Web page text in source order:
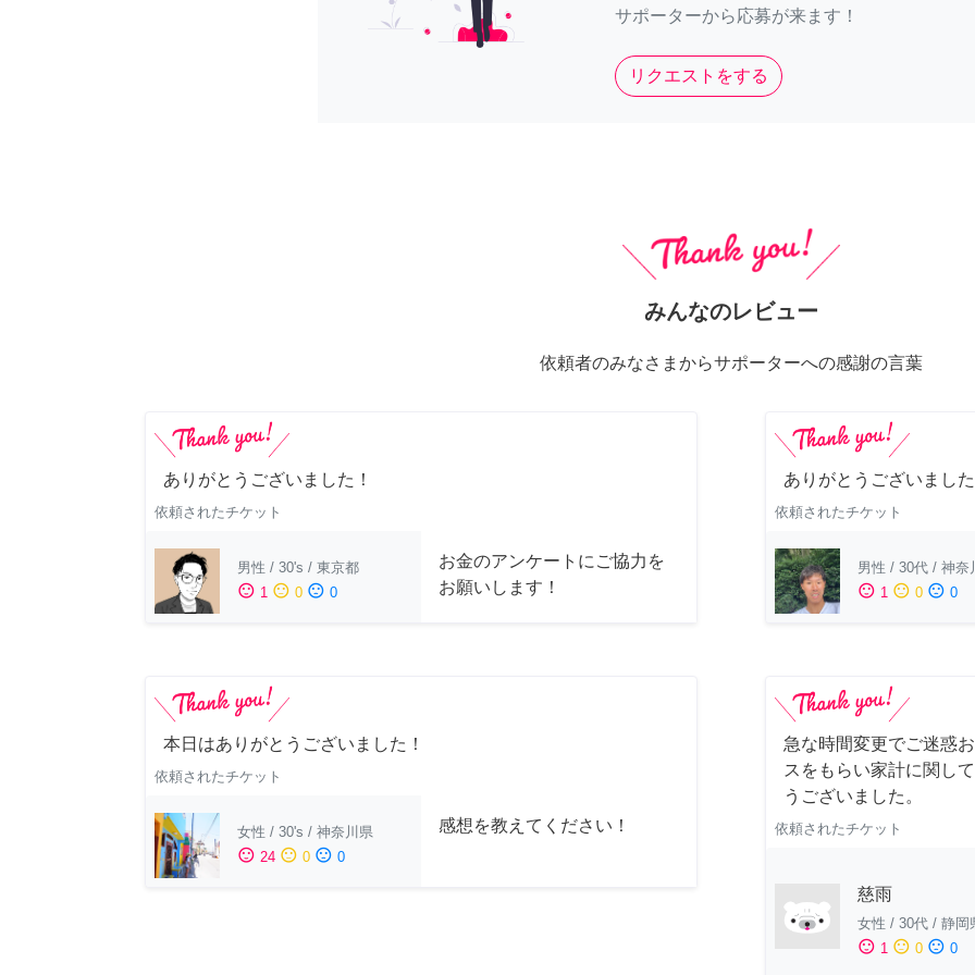
サポーターから応募が来ます！
リクエストをする
みんなのレビュー
依頼者のみなさまからサポーターへの感謝の言葉
ありがとうございました！
依頼されたチケット
男性 / 30's / 東京都
sentiment_satisfied 1 sentiment_neutral 0 sentiment_dissatisfied 0
お金のアンケートにご協力を
お願いします！
ありがとうございまし
依頼されたチケット
男性 / 30代 / 神奈
sentiment_satisfied 1 sentiment_neutral 0 sentiment_dissatisfied 0
本日はありがとうございました！
依頼されたチケット
女性 / 30's / 神奈川県
sentiment_satisfied 24 sentiment_neutral 0 sentiment_dissatisfied 0
感想を教えてください！
急な時間変更でご迷惑
スをもらい家計に関し
うございました。
依頼されたチケット
慈雨
女性 / 30代 / 静岡
sentiment_satisfied 1 sentiment_neutral 0 sentiment_dissatisfied 0